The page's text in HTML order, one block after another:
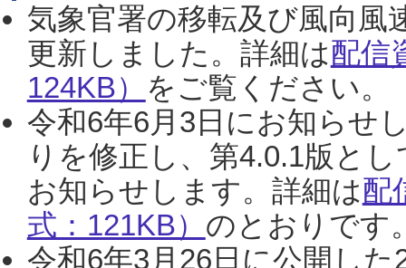
気象官署の移転及び風向風
更新しました。詳細は配信
124KB） をご覧ください。
令和6年6月3日にお知らせ
りを修正し、第4.0.1版と
お知らせします。詳細は配
式：121KB） のとおりです
令和6年3月26日に公開し